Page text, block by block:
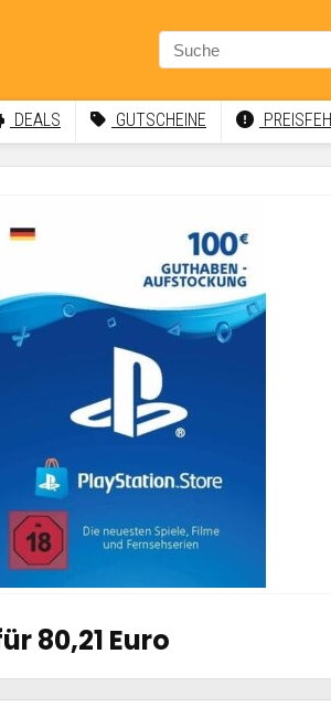
DEALS GUTSCHEINE
80,21 Euro